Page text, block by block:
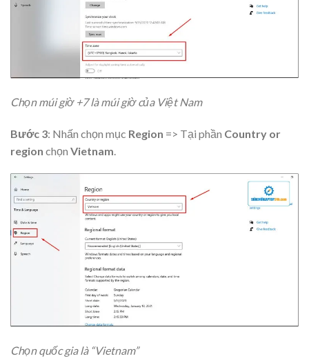
Chọn múi giờ +7 là múi giờ của Việt Nam
Bước 3: Nhấn chọn mục Region => Tại phần Country or
region chọn Vietnam
Chọn quốc gia là “Vietnam”